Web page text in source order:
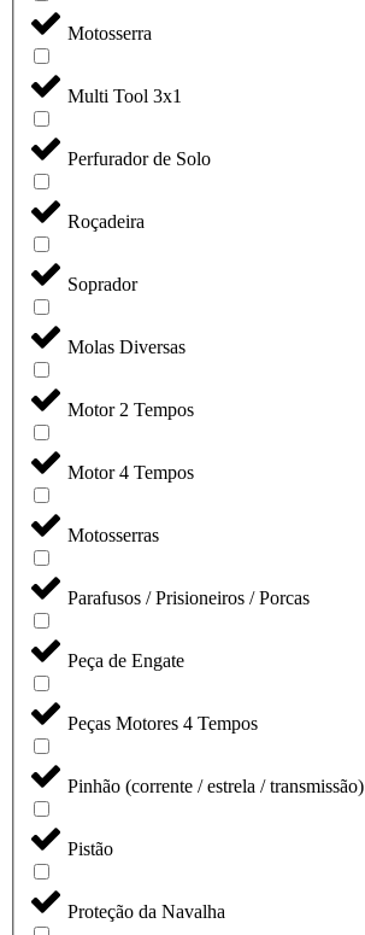
Motosserra
Multi Tool 3x1
Perfurador de Solo
Roçadeira
Soprador
Molas Diversas
Motor 2 Tempos
Motor 4 Tempos
Motosserras
Parafusos / Prisioneiros / Porcas
Peça de Engate
Peças Motores 4 Tempos
Pinhão (corrente / estrela / transmissão)
Pistão
Proteção da Navalha